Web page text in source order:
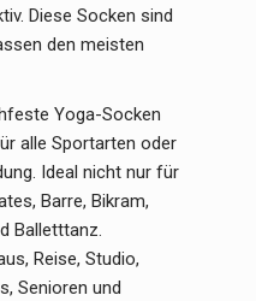
Diese Socken sind
den meisten
Yoga-Socken
alle Sportarten oder
Ideal nicht nur für
Barre, Bikram,
Balletttanz.
Reise, Studio,
Senioren und